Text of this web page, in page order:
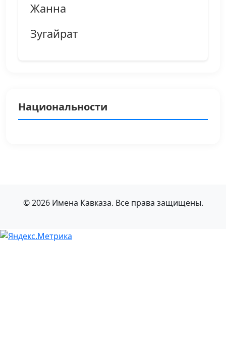
Жанна
Зугайрат
Национальности
© 2026 Имена Кавказа. Все права защищены.